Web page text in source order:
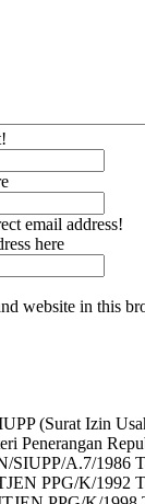
email address!
here
website in this
(Surat Izin
Penerangan
SIUPP/A.7/1986
PPG/K/1992